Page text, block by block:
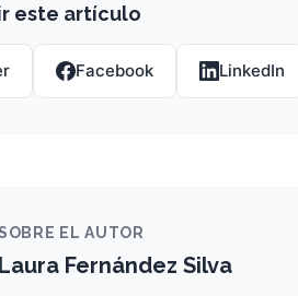
este artículo
Facebook LinkedIn
EL AUTOR
Laura Fernández Silva